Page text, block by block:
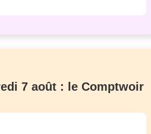
7 août : le Comptwoir